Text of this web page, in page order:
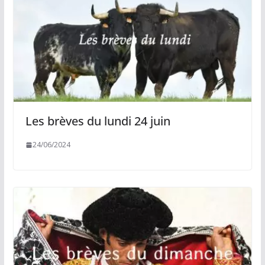
Les brèves du lundi 24 juin
24/06/2024